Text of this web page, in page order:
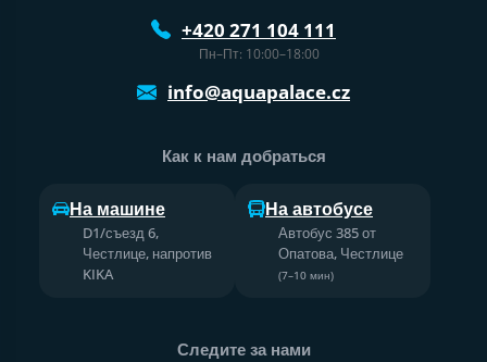
+420 271 104 111
Пн–Пт: 10:00–18:00
info@aquapalace.cz
Как к нам добраться
На машине
D1/съезд 6,
Честлице, напротив
KIKA
На автобусе
Автобус 385 от
Опатова, Честлице
(7–10 мин)
Следите за нами